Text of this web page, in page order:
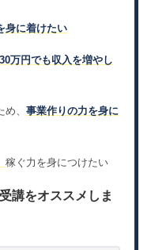
身に着けたい
万円でも収入を増やし
め、事業作りの力を身に
稼ぐ力を身につけたい
講をオススメしま